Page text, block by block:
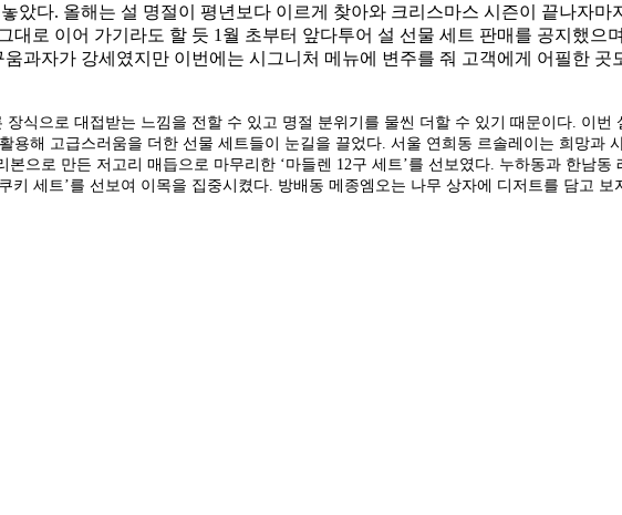
았다. 올해는 설 명절이 평년보다 이르게 찾아와 크리스마스 시즌이 끝나자
로 이어 가기라도 할 듯 1월 초부터 앞다투어 설 선물 세트 판매를 공지했으
과자가 강세였지만 이번에는 시그니처 메뉴에 변주를 줘 고객에게 어필한 곳
식으로 대접받는 느낌을 전할 수 있고 명절 분위기를 물씬 더할 수 있기 때문이다. 이번
해 고급스러움을 더한 선물 세트들이 눈길을 끌었다. 서울 연희동 르솔레이는 희망과
으로 만든 저고리 매듭으로 마무리한 ‘마들렌 12구 세트’를 선보였다. 누하동과 한남
세트’를 선보여 이목을 집중시켰다. 방배동 메종엠오는 나무 상자에 디저트를 담고